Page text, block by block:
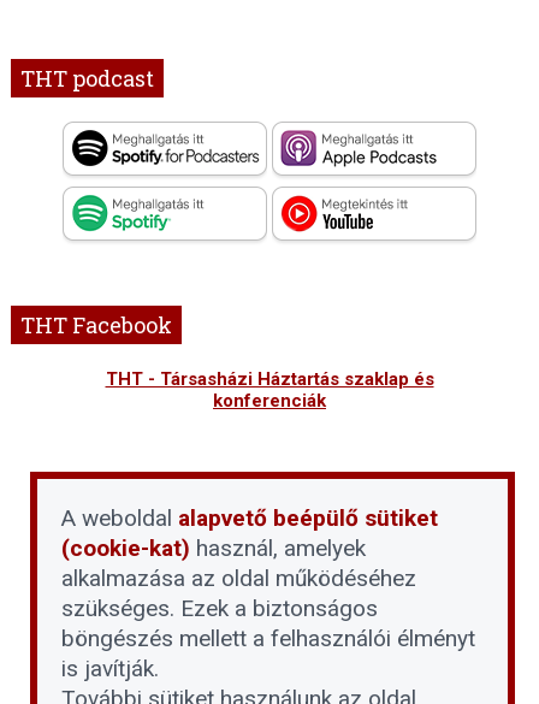
THT podcast
THT Facebook
THT - Társasházi Háztartás szaklap és
konferenciák
A weboldal alapvető beépülő sütiket
(cookie-kat) használ, amelyek
alkalmazása az oldal működéséhez
szükséges. Ezek a biztonságos
böngészés mellett a felhasználói élményt
is javítják.